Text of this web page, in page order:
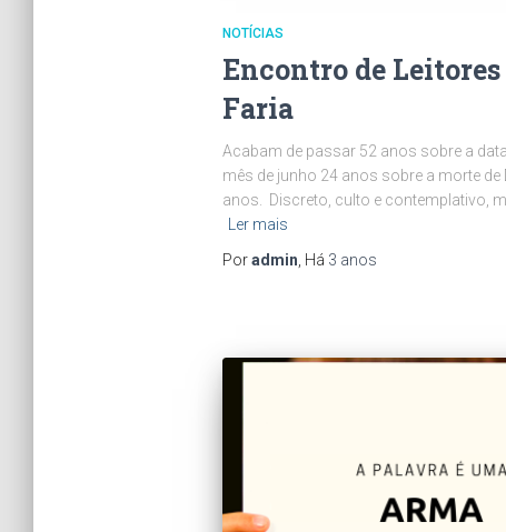
NOTÍCIAS
Encontro de
Faria
Acabam de passar 52 anos sobre a
mês de junho 24 anos sobre a morte
anos. Discreto, culto e contemplativo,
Ler mais
Poradmin , Há 3 anos